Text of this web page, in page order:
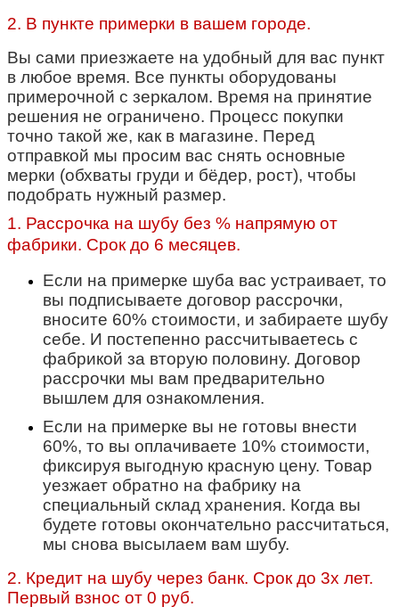
2. В пункте примерки в вашем городе.
Вы сами приезжаете на удобный для вас пункт
в любое время. Все пункты оборудованы
примерочной с зеркалом. Время на принятие
решения не ограничено. Процесс покупки
точно такой же, как в магазине. Перед
отправкой мы просим вас снять основные
мерки (обхваты груди и бёдер, рост), чтобы
подобрать нужный размер.
1. Рассрочка на шубу без % напрямую от
фабрики. Срок до 6 месяцев.
Если на примерке шуба вас устраивает, то
вы подписываете договор рассрочки,
вносите 60% стоимости, и забираете шубу
себе. И постепенно рассчитываетесь с
фабрикой за вторую половину. Договор
рассрочки мы вам предварительно
вышлем для ознакомления.
Если на примерке вы не готовы внести
60%, то вы оплачиваете 10% стоимости,
фиксируя выгодную красную цену. Товар
уезжает обратно на фабрику на
специальный склад хранения. Когда вы
будете готовы окончательно рассчитаться,
мы снова высылаем вам шубу.
2. Кредит на шубу через банк. Срок до 3х лет.
Первый взнос от 0 руб.